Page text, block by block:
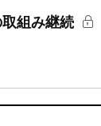
組み継続